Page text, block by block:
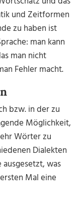
und Zeitformen
zu haben ist
man kann
man nicht
Fehler macht.
bzw. in der zu
Möglichkeit,
Wörter zu
Dialekten
was
Mal eine